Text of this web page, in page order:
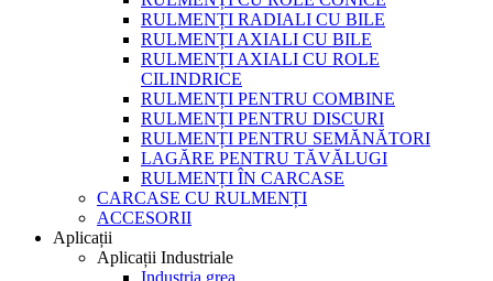
RULMENȚI RADIALI CU BILE
RULMENȚI AXIALI CU BILE
RULMENȚI AXIALI CU ROLE
CILINDRICE
RULMENȚI PENTRU COMBINE
RULMENȚI PENTRU DISCURI
RULMENȚI PENTRU SEMĂNĂTORI
LAGĂRE PENTRU TĂVĂLUGI
RULMENȚI ÎN CARCASE
CARCASE CU RULMENȚI
ACCESORII
Aplicații
Aplicații Industriale
Industria grea